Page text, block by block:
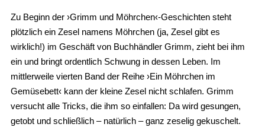
Zu Beginn der ›Grimm und Möhrchen‹-Geschichten steht
plötzlich ein Zesel namens Möhrchen (ja, Zesel gibt es
wirklich!) im Geschäft von Buchhändler Grimm, zieht bei ihm
ein und bringt ordentlich Schwung in dessen Leben. Im
mittlerweile vierten Band der Reihe ›Ein Möhrchen im
Gemüsebett‹ kann der kleine Zesel nicht schlafen. Grimm
versucht alle Tricks, die ihm so einfallen: Da wird gesungen,
getobt und schließlich – natürlich – ganz zeselig gekuschelt.